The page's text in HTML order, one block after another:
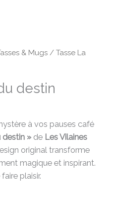
& Mugs / Tasse La
destin
à vos pauses café
destin » de Les Vilaines
original transforme
magique et inspirant.
plaisir.